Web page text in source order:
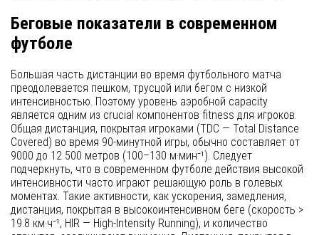
Беговые показатели в современном
футболе
Большая часть дистанции во время футбольного матча
преодолевается пешком, трусцой или бегом с низкой
интенсивностью. Поэтому уровень аэробной capacity
является одним из crucial компонентов fitness для игроков.
Общая дистанция, покрытая игроками (TDC — Total Distance
Covered) во время 90-минутной игры, обычно составляет от
9000 до 12 500 метров (100–130 м·мин⁻¹). Следует
подчеркнуть, что в современном футболе действия высокой
интенсивности часто играют решающую роль в голевых
моментах. Такие активности, как ускорения, замедления,
дистанция, покрытая в высокоинтенсивном беге (скорость >
19.8 км·ч⁻¹, HIR — High-Intensity Running), и количество